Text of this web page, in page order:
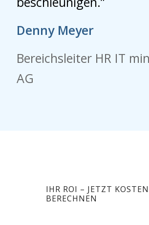
Denny Meyer
Bereichsleiter HR IT
AG
IHR ROI – JETZT
BERECHNEN